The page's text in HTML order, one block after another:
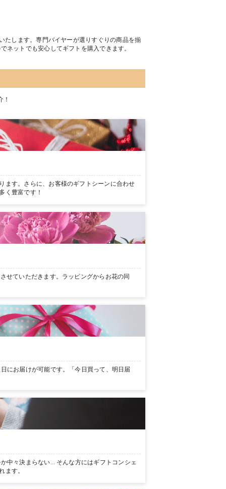
たします。専門バイヤーが選りすぐりの商品を揃
ネットでも安心してギフトを購入できます。
ます。さらに、お客様のギフトシーンに合わせ
く豊富です！
せていただきます。ラッピングからお花の同
にお届けが可能です。「今日買って、明日届
中々決まらない… そんな方にはギフトコンシェ
ます。